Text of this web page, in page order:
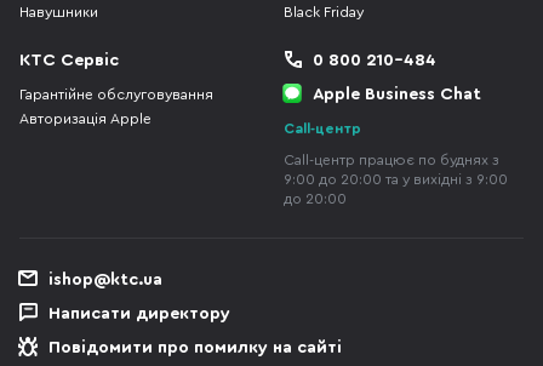
Навушники
Black Friday
КТС Сервіс
Гарантійне обслуговування
Авторизація Apple
0 800 210-484
Apple Business Chat
Call-центр
Call-центр працює по буднях з
9:00 до 20:00 та у вихідні з 9:00
до 20:00
ishop@ktc.ua
Написати директору
Повідомити про помилку на сайті